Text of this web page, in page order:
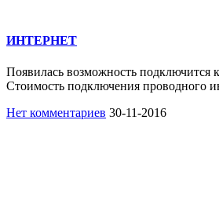
ИНТЕРНЕТ
Появилась возможность подключится
Стоимость подключения проводного
Нет комментариев 30-11-2016